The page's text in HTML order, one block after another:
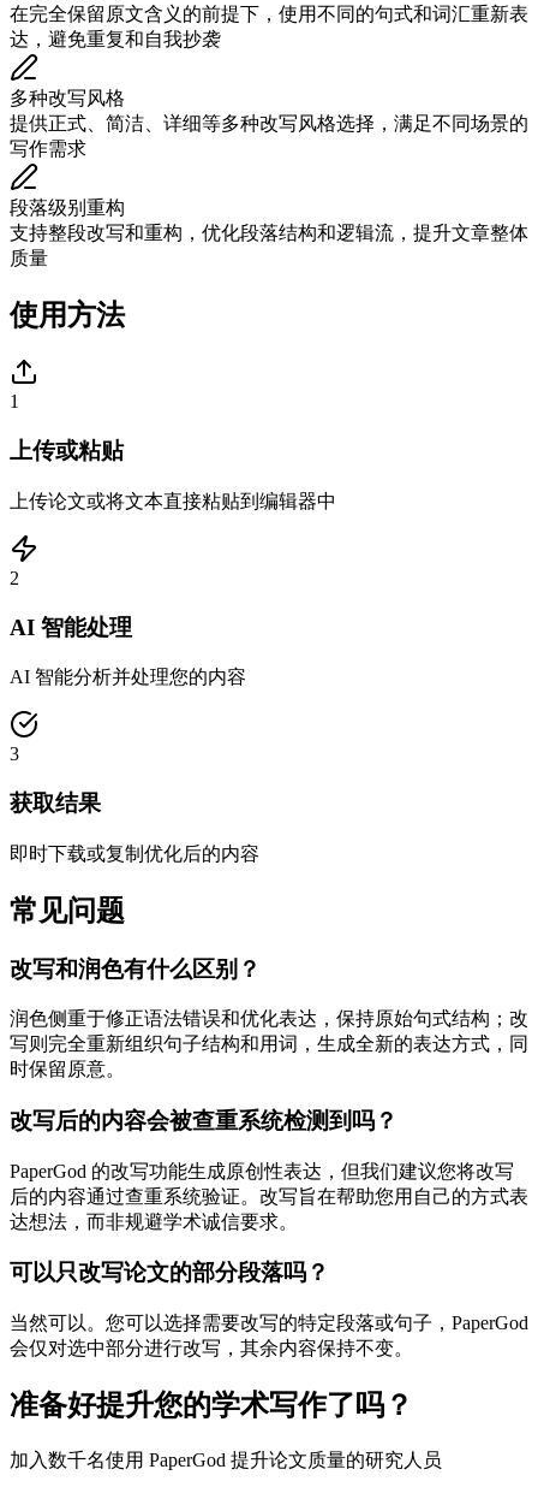
在完全保留原文含义的前提下，使用不同的句式和词汇重新表
达，避免重复和自我抄袭
多种改写风格
提供正式、简洁、详细等多种改写风格选择，满足不同场景的
写作需求
段落级别重构
支持整段改写和重构，优化段落结构和逻辑流，提升文章整体
质量
使用方法
1
上传或粘贴
上传论文或将文本直接粘贴到编辑器中
2
AI 智能处理
AI 智能分析并处理您的内容
3
获取结果
即时下载或复制优化后的内容
常见问题
改写和润色有什么区别？
润色侧重于修正语法错误和优化表达，保持原始句式结构；改
写则完全重新组织句子结构和用词，生成全新的表达方式，同
时保留原意。
改写后的内容会被查重系统检测到吗？
PaperGod 的改写功能生成原创性表达，但我们建议您将改写
后的内容通过查重系统验证。改写旨在帮助您用自己的方式表
达想法，而非规避学术诚信要求。
可以只改写论文的部分段落吗？
当然可以。您可以选择需要改写的特定段落或句子，PaperGod
会仅对选中部分进行改写，其余内容保持不变。
准备好提升您的学术写作了吗？
加入数千名使用 PaperGod 提升论文质量的研究人员